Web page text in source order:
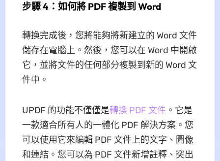
步驟 4：如何將 PDF 複製到 Word
轉換完成後，您將能夠將新建立的 Word 文件
儲存在電腦上。然後，您可以在 Word 中開啟
它，並將文件的任何部分複製到新的 Word 文
件中。
UPDF 的功能不僅僅是轉換 PDF 文件 。它是
一款適合所有人的一體化 PDF 解決方案。您
可以使用它來編輯 PDF 文件上的文字、圖像
和連結。您可以為 PDF 文件新增註釋、突出